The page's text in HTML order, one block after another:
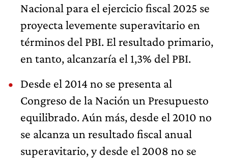
Nacional para el ejercicio fiscal 2025 se
proyecta levemente superavitario en
términos del PBI. El resultado primario,
en tanto, alcanzaría el 1,3% del PBI.
Desde el 2014 no se presenta al
Congreso de la Nación un Presupuesto
equilibrado. Aún más, desde el 2010 no
se alcanza un resultado fiscal anual
superavitario, y desde el 2008 no se